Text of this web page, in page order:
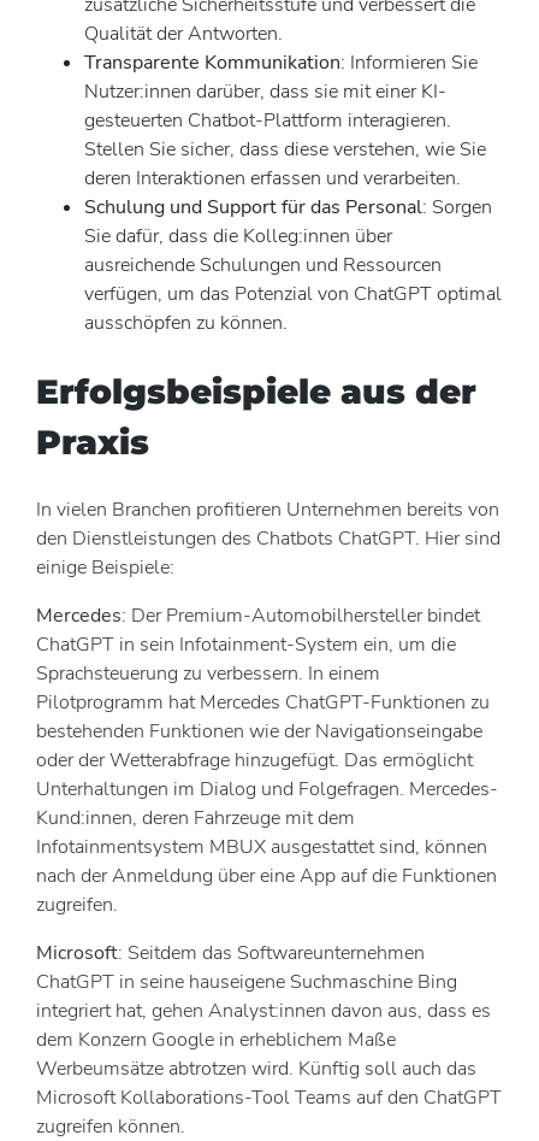
Qualität der Antworten.
Transparente Kommunikation: Informieren Sie
Nutzer:innen darüber, dass sie mit einer KI-
gesteuerten Chatbot-Plattform interagieren.
Stellen Sie sicher, dass diese verstehen, wie Sie
deren Interaktionen erfassen und verarbeiten.
Schulung und Support für das Personal: Sorgen
Sie dafür, dass die Kolleg:innen über
ausreichende Schulungen und Ressourcen
verfügen, um das Potenzial von ChatGPT optimal
ausschöpfen zu können.
Erfolgsbeispiele aus der
Praxis
In vielen Branchen profitieren Unternehmen bereits von
den Dienstleistungen des Chatbots ChatGPT. Hier sind
einige Beispiele:
Mercedes: Der Premium-Automobilhersteller bindet
ChatGPT in sein Infotainment-System ein, um die
Sprachsteuerung zu verbessern. In einem
Pilotprogramm hat Mercedes ChatGPT-Funktionen zu
bestehenden Funktionen wie der Navigationseingabe
oder der Wetterabfrage hinzugefügt. Das ermöglicht
Unterhaltungen im Dialog und Folgefragen. Mercedes-
Kund:innen, deren Fahrzeuge mit dem
Infotainmentsystem MBUX ausgestattet sind, können
nach der Anmeldung über eine App auf die Funktionen
zugreifen.
Microsoft: Seitdem das Softwareunternehmen
ChatGPT in seine hauseigene Suchmaschine Bing
integriert hat, gehen Analyst:innen davon aus, dass es
dem Konzern Google in erheblichem Maße
Werbeumsätze abtrotzen wird. Künftig soll auch das
Microsoft Kollaborations-Tool Teams auf den ChatGPT
zugreifen können.